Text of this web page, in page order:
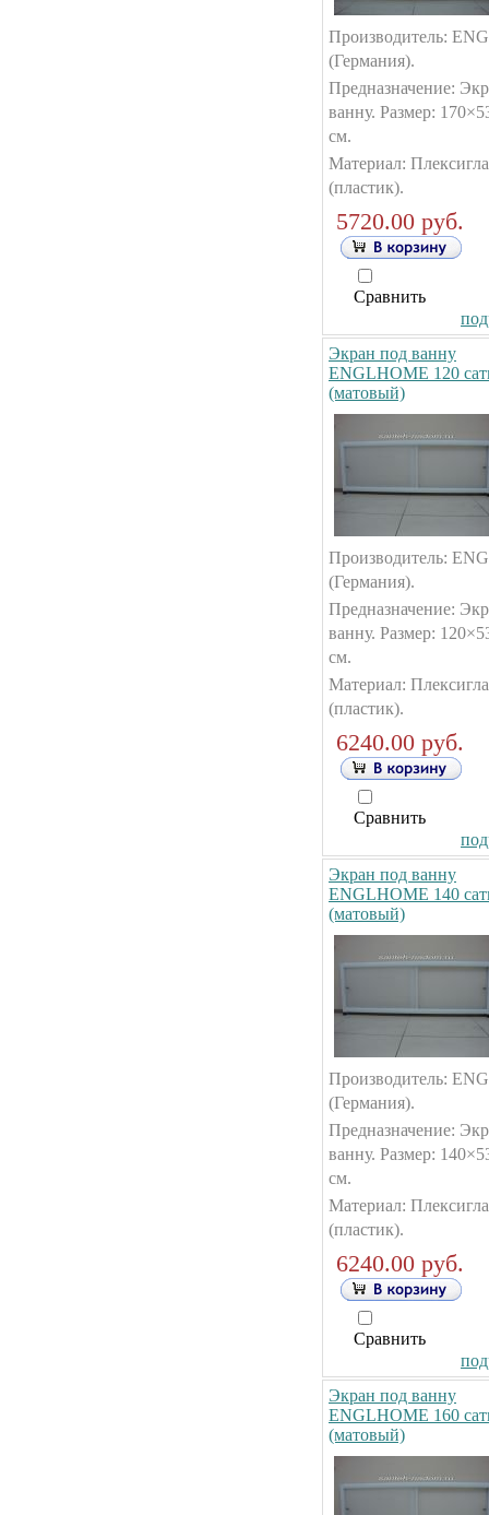
Производитель:
(Германия).
Предназначение:
ванну. Размер:
см.
Материал:
(пластик).
5720.00 руб.
Сравнить
Экран под ванну
ENGLHOME 120
(матовый)
Производитель:
(Германия).
Предназначение:
ванну. Размер:
см.
Материал:
(пластик).
6240.00 руб.
Сравнить
Экран под ванну
ENGLHOME 140
(матовый)
Производитель:
(Германия).
Предназначение:
ванну. Размер:
см.
Материал:
(пластик).
6240.00 руб.
Сравнить
Экран под ванну
ENGLHOME 160
(матовый)